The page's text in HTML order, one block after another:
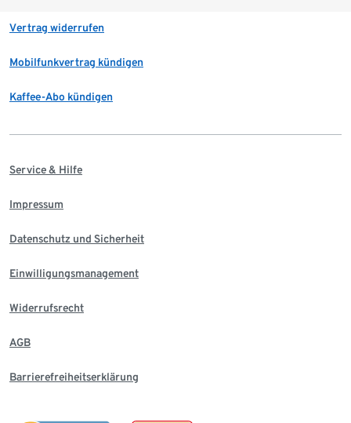
Vertrag widerrufen
Mobilfunkvertrag kündigen
Kaffee-Abo kündigen
Service & Hilfe
Impressum
Datenschutz und Sicherheit
Einwilligungsmanagement
Widerrufsrecht
AGB
Barrierefreiheitserklärung